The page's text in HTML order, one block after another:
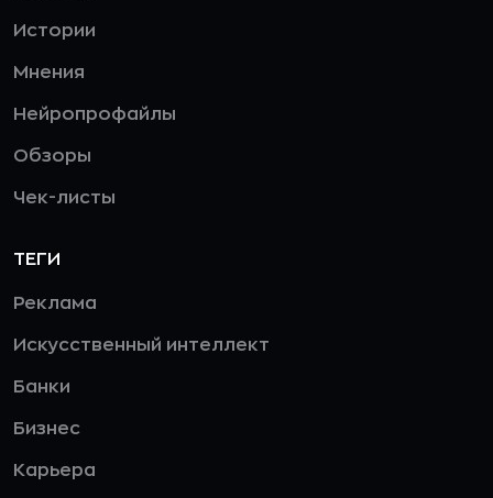
Истории
Мнения
Нейропрофайлы
Обзоры
Чек-листы
ТЕГИ
Реклама
Искусственный интеллект
Банки
Бизнес
Карьера